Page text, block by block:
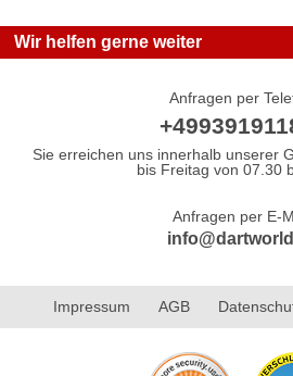
Wir helfen gerne weiter
Anfragen per
Sie erreichen uns innerhalb unserer
bis Freitag von 07.30
Anfragen per E-
Impressum AGB